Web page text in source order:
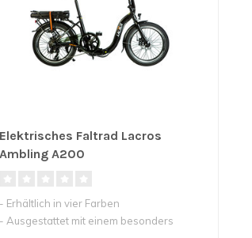
Elektrisches Faltrad Lacros
Ambling A200
- Erhältlich in vier Farben
- Ausgestattet mit einem besonders